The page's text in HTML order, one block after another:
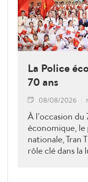
La Police
70 ans
08/08/2026
À l’occasion
économique, le
nationale, Tran
rôle clé dans